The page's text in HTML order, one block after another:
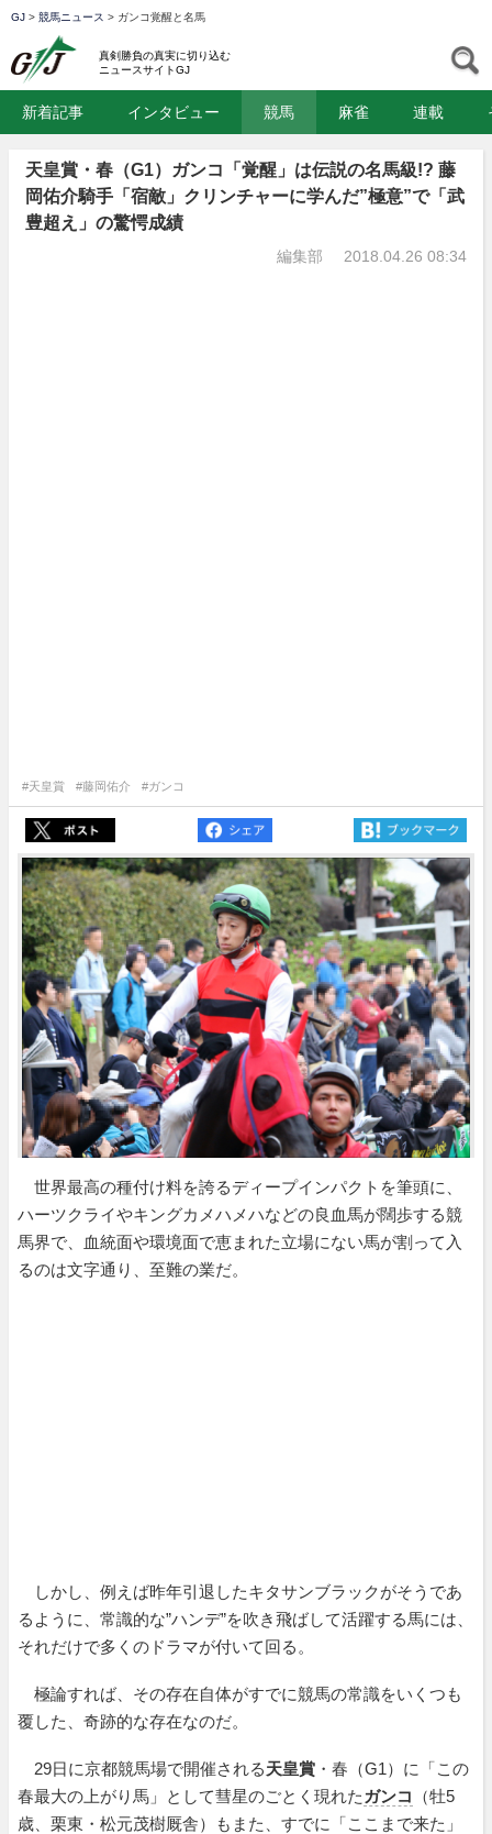
GJ > 競馬ニュース > ガンコ覚醒と名馬
真剣勝負の真実に切り込む
ニュースサイトGJ
新着記事 インタビュー 競馬 麻雀 連載
天皇賞・春（G1）ガンコ「覚醒」は伝説の名馬級!? 藤
岡佑介騎手「宿敵」クリンチャーに学んだ”極意”で「武
豊超え」の驚愕成績
編集部 2018.04.26 08:34
#天皇賞 #藤岡佑介 #ガンコ
世界最高の種付け料を誇るディープインパクトを筆頭に、
ハーツクライやキングカメハメハなどの良血馬が闊歩する競
馬界で、血統面や環境面で恵まれた立場にない馬が割って入
るのは文字通り、至難の業だ。
しかし、例えば昨年引退したキタサンブラックがそうであ
るように、常識的な”ハンデ”を吹き飛ばして活躍する馬には、
それだけで多くのドラマが付いて回る。
極論すれば、その存在自体がすでに競馬の常識をいくつも
覆した、奇跡的な存在なのだ。
29日に京都競馬場で開催される天皇賞 ・春（G1）に「この
春最大の上がり馬」として彗星のごとく現れた ガンコ
（牡5
歳、栗東・松元茂樹厩舎）もまた、すでに「ここまで来た」